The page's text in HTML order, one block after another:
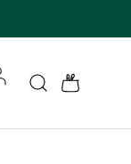
Accedi Cerca